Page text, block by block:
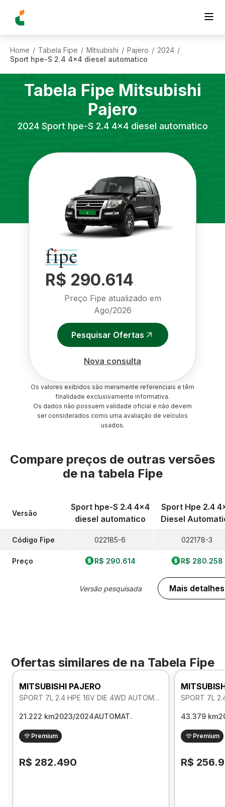
Home / Tabela Fipe / Mitsubishi / Pajero / 2024 /
Sport hpe-S 2.4 4x4 diesel automatico
Tabela Fipe Mitsubishi
Pajero
2024 Sport hpe-S 2.4 4x4 diesel automatico
R$ 290.614
Preço Fipe atualizado em
Ago/2026
Pesquisar Ofertas
Nova consulta
Os valores exibidos são meramente referenciais e têm
finalidade exclusivamente informativa.
Os dados não possuem validade oficial e não devem
ser considerados como uma avaliação de veículos
usados.
Compare preços de outras versões
de na tabela Fipe
Versão
Código Fipe
Preço
Sport hpe-S 2.4 4x4
diesel automatico
022185-6
R$ 290.614
Versão pesquisada
Sport Hpe 2.4
Diesel
022178-3
R$ 280.258
Mais detalhes
Ofertas similares de na Tabela Fipe
MITSUBISHI PAJERO
SPORT 7L 2.4 HPE 16V DIE 4WD AUTOMATICO
21.222 km2023/2024AUTOMAT.
Premium
R$ 282.490
43.379 km
Premium
R$